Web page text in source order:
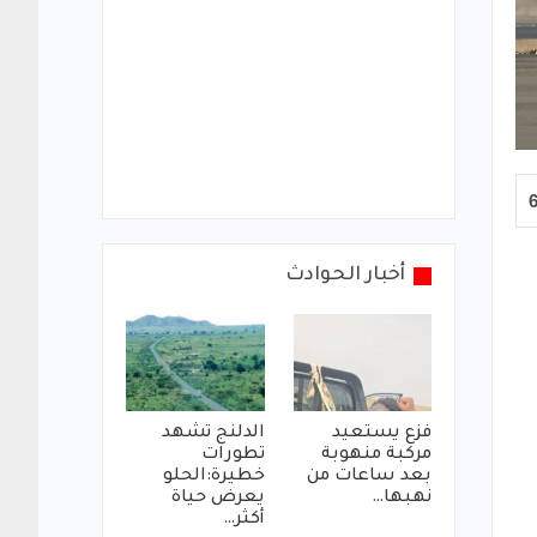
أخبار الحوادث
فزع يستعيد
مركبة منهوبة
بعد ساعات من
نهبها…
الدلنج تشهد
تطورات
خطيرة:الحلو
يعرض حياة
أكثر…